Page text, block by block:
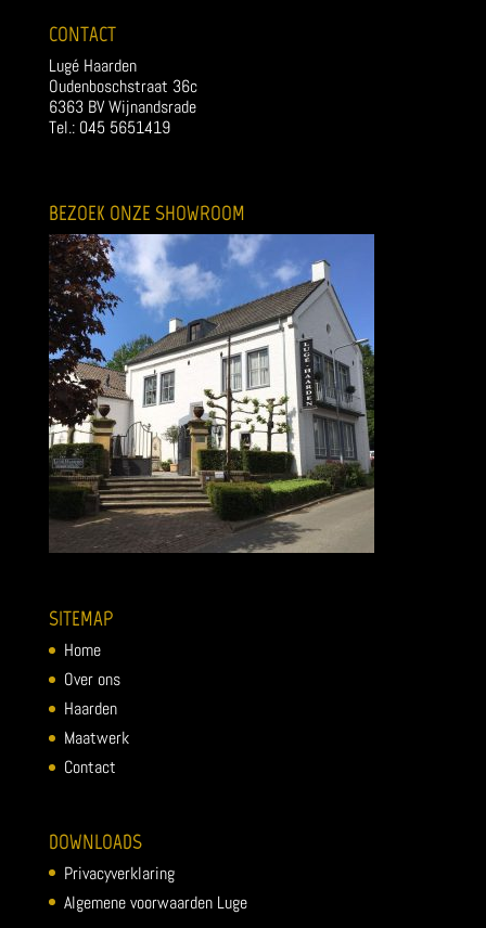
CONTACT
Lugé Haarden
Oudenboschstraat 36c
6363 BV Wijnandsrade
Tel.: 045 5651419
BEZOEK ONZE SHOWROOM
SITEMAP
Home
Over ons
Haarden
Maatwerk
Contact
DOWNLOADS
Privacyverklaring
Algemene voorwaarden Luge